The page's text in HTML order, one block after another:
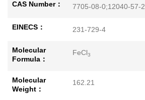
CAS Number： 7705-08-0;12040-57-2
EINECS： 231-729-4
Molecular
Formula：
FeCl3
Molecular
Weight：
162.21